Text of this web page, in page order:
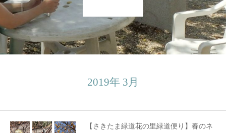
2019年 3月
【さきたま緑道花の里緑道便り】春のネ
お問い合せ